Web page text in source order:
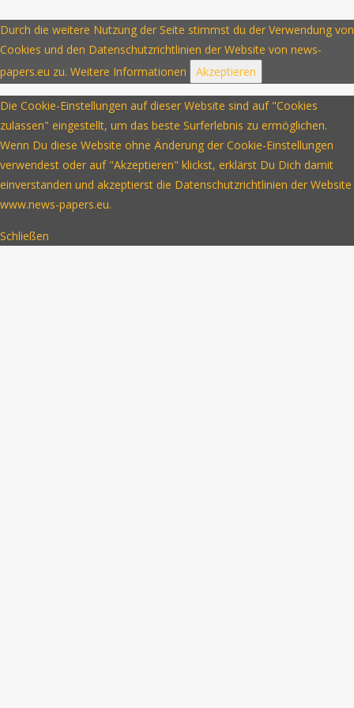
Durch die weitere Nutzung der Seite stimmst du der Verwendung von
Cookies und den Datenschutzrichtlinien der Website von news-
papers.eu zu. Weitere Informationen Akzeptieren
Die Cookie-Einstellungen auf dieser Website sind auf "Cookies
zulassen" eingestellt, um das beste Surferlebnis zu ermöglichen.
Wenn Du diese Website ohne Änderung der Cookie-Einstellungen
verwendest oder auf "Akzeptieren" klickst, erklärst Du Dich damit
einverstanden und akzeptierst die Datenschutzrichtlinien der Website
www.news-papers.eu.
Schließen